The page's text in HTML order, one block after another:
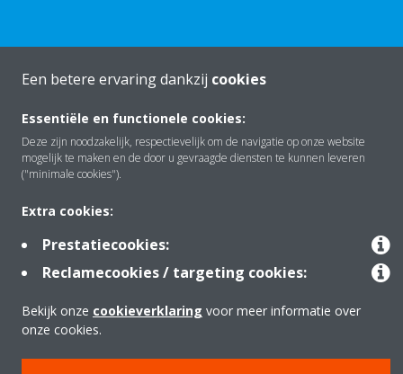
Oplossingen
Een betere ervaring dankzij cookies
Essentiële en functionele cookies:
Deze zijn noodzakelijk, respectievelijk om de navigatie op onze website
mogelijk te maken en de door u gevraagde diensten te kunnen leveren
("minimale cookies").
Extra cookies:
Prestatiecookies:
Reclamecookies / targeting cookies:
Bekijk onze cookieverklaring voor meer informatie over
onze cookies.